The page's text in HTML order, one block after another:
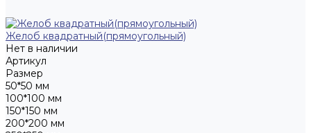
Желоб квадратный(прямоугольный)
Нет в наличии
Артикул
Размер
50*50 мм
100*100 мм
150*150 мм
200*200 мм